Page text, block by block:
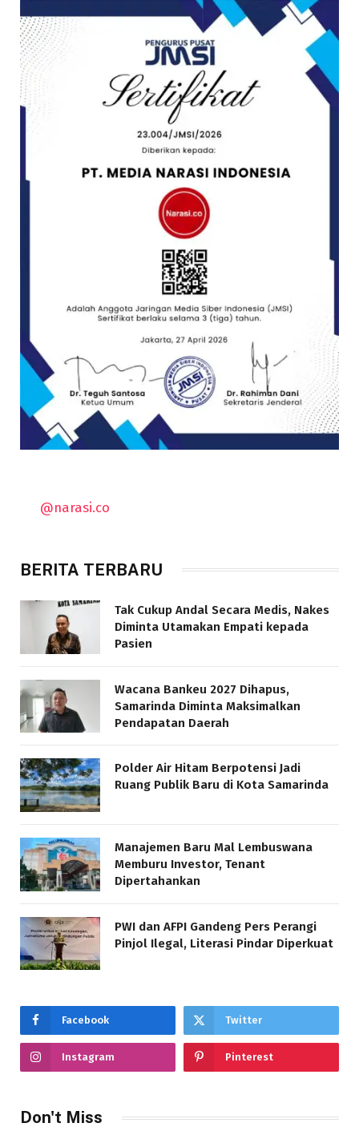
@narasi.co
BERITA TERBARU
Tak Cukup Andal Secara Medis, Nakes
Diminta Utamakan Empati kepada
Pasien
Wacana Bankeu 2027 Dihapus,
Samarinda Diminta Maksimalkan
Pendapatan Daerah
Polder Air Hitam Berpotensi Jadi
Ruang Publik Baru di Kota Samarinda
Manajemen Baru Mal Lembuswana
Memburu Investor, Tenant
Dipertahankan
PWI dan AFPI Gandeng Pers Perangi
Pinjol Ilegal, Literasi Pindar Diperkuat
Facebook Twitter
Instagram Pinterest
Don't Miss